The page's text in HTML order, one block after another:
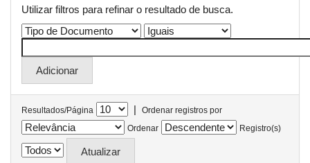
Utilizar filtros para refinar o resultado de busca.
Resultados/Página |
Ordenar registros por
Ordenar
Registro(s)